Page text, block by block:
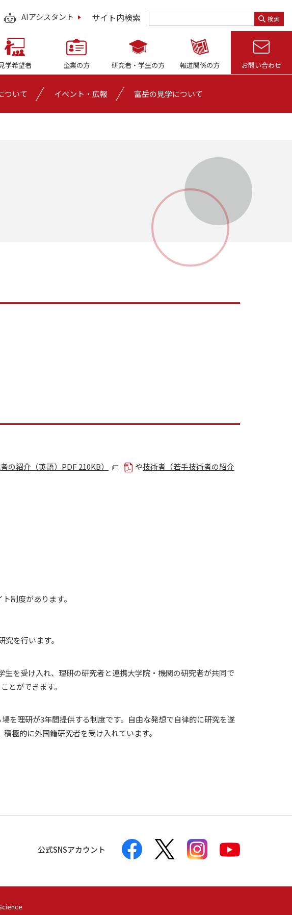
学希望者 企業の方 研究者・ 学生の方 報道関係の方 お問い合わせ
ついて イベント・広報 富岳の見学について
AIアシスタント サイト内検索 検索
者の紹介（英語）PDF 210KB） や技術者（若手技術者の紹介
制度があります。
を行います。
を受け入れ、理研の研究者と連携大学院・機関の研究者が共同で
とができます。
を理研が3年間提供する制度です。自由な発想で自律的に研究を遂
極的に外国籍研究者を受け入れています。
公式SNSアカウント